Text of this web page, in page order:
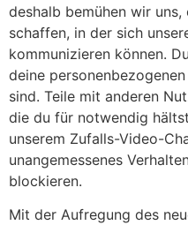
deshalb bemühen wir
schaffen, in der sich
kommunizieren können.
deine
sind. Teile mit anderen
die du für notwendig
unserem Zufalls-Video-
unangemessenes
blockieren.
Mit der Aufregung des